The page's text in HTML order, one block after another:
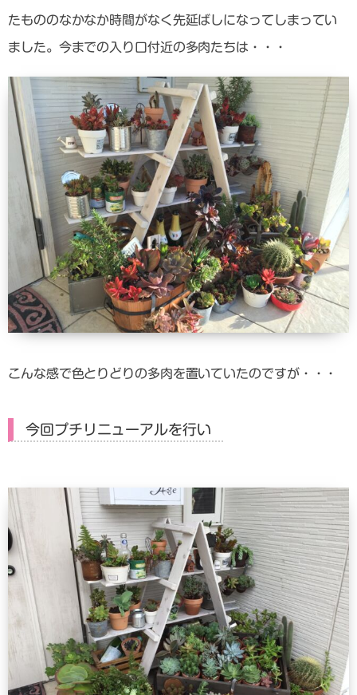
たもののなかなか時間がなく先延ばしになってしまってい
ました。今までの入り口付近の多肉たちは・・・
こんな感で色とりどりの多肉を置いていたのですが・・・
今回プチリニューアルを行い